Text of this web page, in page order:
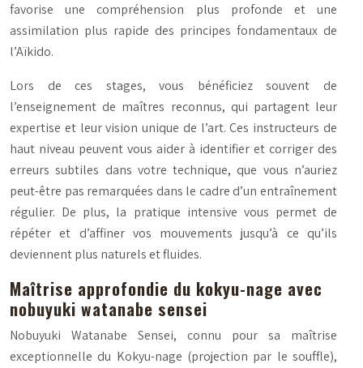
favorise une compréhension plus profonde et une
assimilation plus rapide des principes fondamentaux de
l’Aïkido.
Lors de ces stages, vous bénéficiez souvent de
l’enseignement de maîtres reconnus, qui partagent leur
expertise et leur vision unique de l’art. Ces instructeurs de
haut niveau peuvent vous aider à identifier et corriger des
erreurs subtiles dans votre technique, que vous n’auriez
peut-être pas remarquées dans le cadre d’un entraînement
régulier. De plus, la pratique intensive vous permet de
répéter et d’affiner vos mouvements jusqu’à ce qu’ils
deviennent plus naturels et fluides.
Maîtrise approfondie du kokyu-nage avec
nobuyuki watanabe sensei
Nobuyuki Watanabe Sensei, connu pour sa maîtrise
exceptionnelle du Kokyu-nage (projection par le souffle),